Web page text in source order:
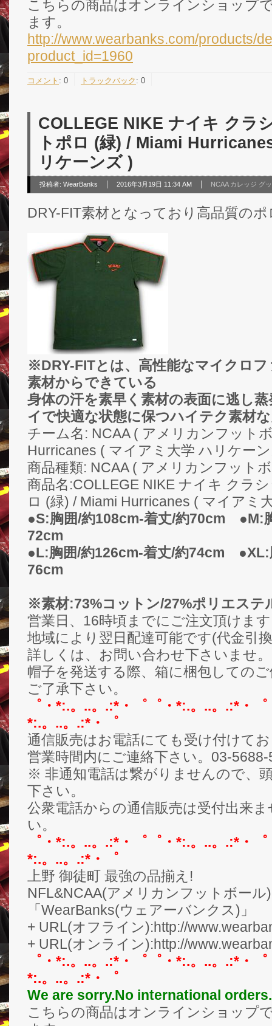
こちらの商品はオンラインショップ
ます。
http://www.wearbanks.com/products/
product_id=1960
コメント : 0 トラックバック : 0
COLLEGE NIKE ナイキ クラ
トポロ (緑) / Miami
リケーンズ )
投稿者: WearBanks 2016年3月19日 11:34 AM NCAA カレッジ グ
DRY-FIT素材となっており高品質の
※DRY-FITとは、高性能なマイクロ
素材からできている
身体の汗を素早く素材の表面に逃し
イで快適な状態に保つハイテク素材
チーム名: NCAA ( アメリカンフット
Hurricanes ( マイアミ大学 ハリケー
商品種類: NCAA ( アメリカンフット
商品名:COLLEGE NIKE ナイキ クラ
ロ (緑) / Miami Hurricanes ( マイアミ
●S:胸囲/約108cm-着丈/約70cm ●M:
72cm
●L:胸囲/約126cm-着丈/約74cm ●XL:
76cm
※素材:73%コットン/27%ポリエステ
営業日、16時頃までにご注文頂けま
地域により翌日配達可能です(代金引
詳しくは、お問い合わせ下さいませ。
帽子を発送する際、箱に梱包しての
ご了承下さい。
゜・*:.。..。.:*・゜゜・*:.。..。.:*・
*:.。..。.:*・゜
通信販売はお電話にても受け付けて
営業時間内にご連絡下さい。03-5688-
※ 非通知電話は繋がりませんので、
下さい。
公衆電話からの通信販売は受付出来
い。
゜・*:.。..。.:*・゜゜・*:.。..。.:*・
*:.。..。.:*・゜
上野 御徒町 最強の品揃え!
NFL&NCAA(アメリカンフットボール
「WearBanks(ウェアーバンクス)」
+ URL(オフライン):http://
+ URL(オンライン):http://
゜・*:.。..。.:*・゜゜・*:.。..。.:*・
*:.。..。.:*・゜
We are sorry.No international orders.
こちらの商品はオンラインショップ